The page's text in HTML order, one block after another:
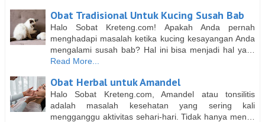
Obat Tradisional Untuk Kucing Susah Bab
Halo Sobat Kreteng.com! Apakah Anda pernah
menghadapi masalah ketika kucing kesayangan Anda
mengalami susah bab? Hal ini bisa menjadi hal ya…
Read More...
Obat Herbal untuk Amandel
Halo Sobat Kreteng.com, Amandel atau tonsilitis
adalah masalah kesehatan yang sering kali
mengganggu aktivitas sehari-hari. Tidak hanya men…